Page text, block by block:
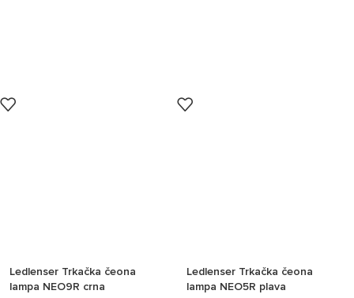
Ledlenser Trkačka čeona
lampa NEO9R crna
Ledlenser Trkačka čeona
lampa NEO5R plava